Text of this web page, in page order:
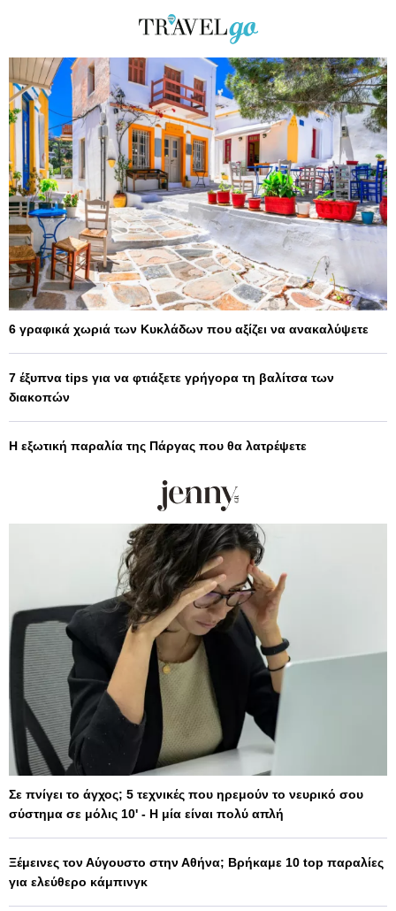
6 γραφικά χωριά των Κυκλάδων που αξίζει να ανακαλύψετε
7 έξυπνα tips για να φτιάξετε γρήγορα τη βαλίτσα των
διακοπών
Η εξωτική παραλία της Πάργας που θα λατρέψετε
Σε πνίγει το άγχος; 5 τεχνικές που ηρεμούν το νευρικό σου
σύστημα σε μόλις 10' - Η μία είναι πολύ απλή
Ξέμεινες τον Αύγουστο στην Αθήνα; Βρήκαμε 10 top παραλίες
για ελεύθερο κάμπινγκ